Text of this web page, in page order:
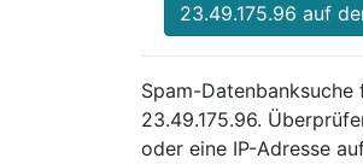
23.49.175.96 auf
Spam-Datenbanksuche
23.49.175.96.
oder eine IP-Adresse